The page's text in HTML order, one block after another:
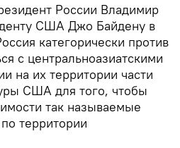
России Владимир
США Джо Байдену в
категорически против
с центральноазиатскими
на их территории части
США для того, чтобы
так называемые
территории